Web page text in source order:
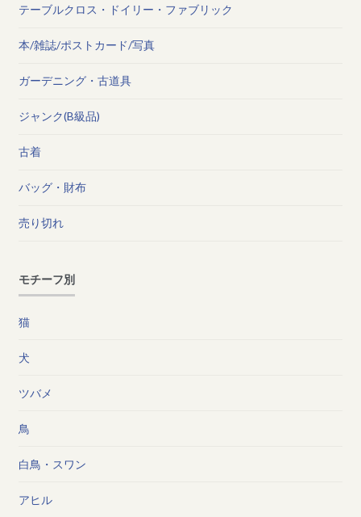
テーブルクロス・ドイリー・ファブリック
本/雑誌/ポストカード/写真
ガーデニング・古道具
ジャンク(B級品)
古着
バッグ・財布
売り切れ
モチーフ別
猫
犬
ツバメ
鳥
白鳥・スワン
アヒル